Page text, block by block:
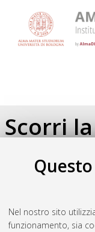
Nel nostro sito
funzionamento, sia
Scorri
Seleziona un valore
2011(1)